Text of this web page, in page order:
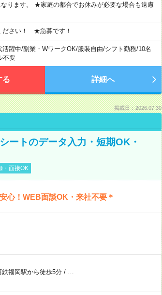
ります。 ★家庭の都合でお休みが必要な場合も遠慮
ださい！ ★急募です！
活躍中/副業・WワークOK/服装自由/シフト勤務/10名
不要
る 詳細へ
掲載日：2026.07.30
ートのデータ入力・短期OK・
・面接OK
心！WEB面談OK・来社不要＊
鉄福岡駅から徒歩5分/